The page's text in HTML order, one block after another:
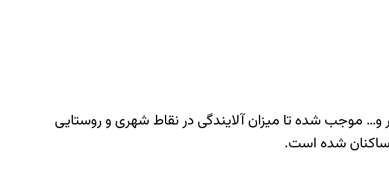
و… موجب شده تا میزان آلایندگی در نقاط شهری و روستایی
شده است.